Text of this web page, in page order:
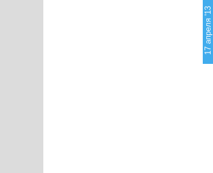
17 апреля '13